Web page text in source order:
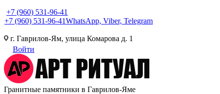
+7 (960) 531-96-41
+7 (960) 531-96-41WhatsApp, Viber, Telegram
г. Гаврилов-Ям, улица Комарова д. 1
Войти
Гранитные памятники в Гаврилов-Яме